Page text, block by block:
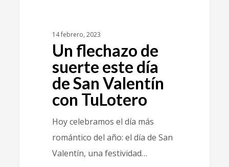
14 febrero, 2023
Un flechazo de
suerte este día
de San Valentín
con TuLotero
Hoy celebramos el día más
romántico del año: el día de San
Valentín, una festividad…